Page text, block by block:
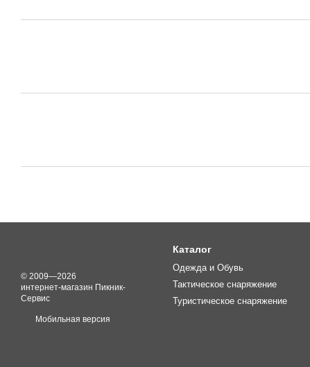
© 2009—2026
интернет-магазин Пикник-
Сервис
Мобильная версия
Каталог
Одежда и Обувь
Тактическое снаряжение
Туристическое снаряжение